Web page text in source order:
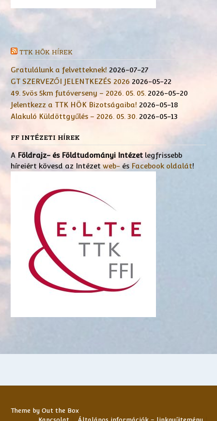
TTK HÖK HÍREK
Gratulálunk a felvetteknek! 2026-07-27
GT SZERVEZŐI JELENTKEZÉS 2026 2026-05-22
49. 5vös 5km futóverseny – 2026. 05. 05. 2026-05-20
Jelentkezz a TTK HÖK Bizotságaiba! 2026-05-18
Alakuló Küldöttgyűlés – 2026. 05. 30. 2026-05-13
FF INTÉZETI HÍREK
A Földrajz- és Földtudományi Intézet legfrissebb
híreiért kövesd az Intézet web- és Facebook oldalát!
Theme by Out the Box